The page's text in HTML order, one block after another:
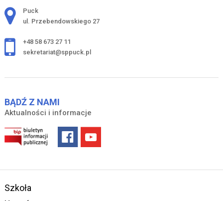
Adres pocztowy:
Puck
ul. Przebendowskiego 27
+48 58 673 27 11
sekretariat@sppuck.pl
BĄDŹ Z NAMI
Aktualności i informacje
Szkoła